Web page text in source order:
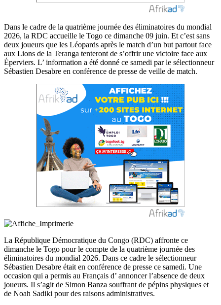
Dans le cadre de la quatrième journée des éliminatoires du mondial
2026, la RDC accueille le Togo ce dimanche 09 juin. Et c’est sans
deux joueurs que les Léopards après le match d’un but partout face
aux Lions de la Teranga tenteront de s’offrir une victoire face aux
Éperviers. L’ information a été donné ce samedi par le sélectionneur
Sébastien Desabre en conférence de presse de veille de match.
La République Démocratique du Congo (RDC) affronte ce
dimanche le Togo pour le compte de la quatrième journée des
éliminatoires du mondial 2026. Dans ce cadre le sélectionneur
Sébastien Desabre était en conférence de presse ce samedi. Une
occasion qui a permis au Français d’ annoncer l’absence de deux
joueurs. Il s’agit de Simon Banza souffrant de pépins physiques et
de Noah Sadiki pour des raisons administratives.